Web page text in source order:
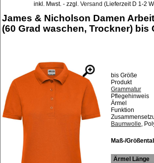
inkl. Mwst. - zzgl. Versand (Lieferzeit D 1-2
James & Nicholson Damen
(60 Grad waschen, Trockner) bis
bis Größe
Produkt
Grammatur
Pflegehinweis
Ärmel
Funktion
Baumwolle,
Maß-/
Ärmel Länge